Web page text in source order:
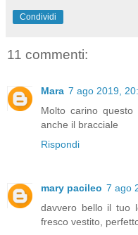
Condividi
11 commenti:
Mara 7 ago 2019,
Molto carino
anche il bracciale
Rispondi
mary pacileo 7 ago
davvero bello il tuo
fresco vestito,